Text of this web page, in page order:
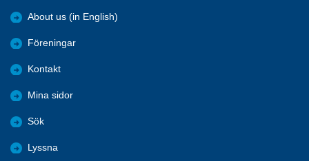
About us (in English)
Föreningar
Kontakt
Mina sidor
Sök
Lyssna